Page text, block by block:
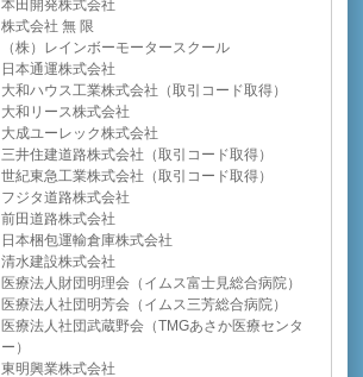
本田開発株式会社
株式会社 無 限
（株）レインボーモータースクール
日本通運株式会社
大和ハウス工業株式会社（取引コード取得）
大和リース株式会社
大成ユーレック株式会社
三井住建道路株式会社（取引コード取得）
世紀東急工業株式会社（取引コード取得）
フジタ道路株式会社
前田道路株式会社
日本梱包運輸倉庫株式会社
清水建設株式会社
医療法人財団明理会（イムス富士見総合病院）
医療法人社団明芳会（イムス三芳総合病院）
医療法人社団武蔵野会（TMGあさか医療センタ
ー）
東明興業株式会社